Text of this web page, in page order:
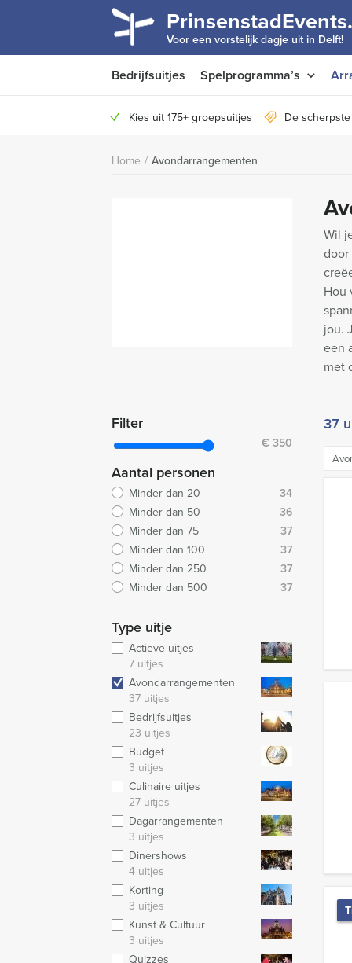
Voor een vorstelijk dagje uit in Delft!
Bedrijfsuitjes Spelprogramma’s
Kies uit 175+ groepsuitjes De
Home / Avondarrangementen
Wil
door
Hou
jou.
een
met
Filter
€ 350
Aantal personen
Minder dan 20
34
Minder dan 50
36
Minder dan 75
37
Minder dan 100
37
Minder dan 250
37
Minder dan 500
37
Type uitje
Actieve uitjes
7 uitjes
Avondarrangementen
37 uitjes
Bedrijfsuitjes
23 uitjes
Budget
3 uitjes
Culinaire uitjes
27 uitjes
Dagarrangementen
3 uitjes
Dinershows
4 uitjes
Korting
3 uitjes
Kunst & Cultuur
3 uitjes
Quizzes
37